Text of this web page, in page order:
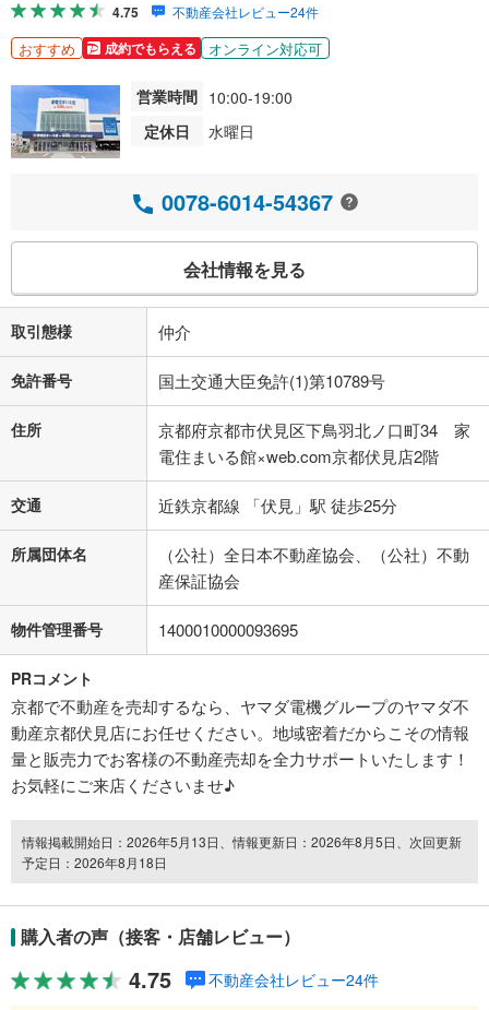
4.75 不動産会社レビュー24件
おすすめ 成約でもらえる オンライン対応可
営業時間 10:00-19:00
定休日
水曜日
0078-6014-54367
会社情報を見る
取引態様 仲介
免許番号 国土交通大臣免許(1)第10789号
住所
京都府京都市伏見区下鳥羽北ノ口町34 家
電住まいる館×web.com京都伏見店2階
交通 近鉄京都線 「伏見」駅 徒歩25分
所属団体名
（公社）全日本不動産協会、（公社）不動
産保証協会
物件管理番号 1400010000093695
PRコメント
京都で不動産を売却するなら、ヤマダ電機グループのヤマダ不
動産京都伏見店にお任せください。地域密着だからこその情報
量と販売力でお客様の不動産売却を全力サポートいたします！
お気軽にご来店くださいませ♪
情報掲載開始日：2026年5月13日、情報更新日：2026年8月5日、次回更新
予定日：2026年8月18日
購入者の声（接客・店舗レビュー）
4.75 不動産会社レビュー24件